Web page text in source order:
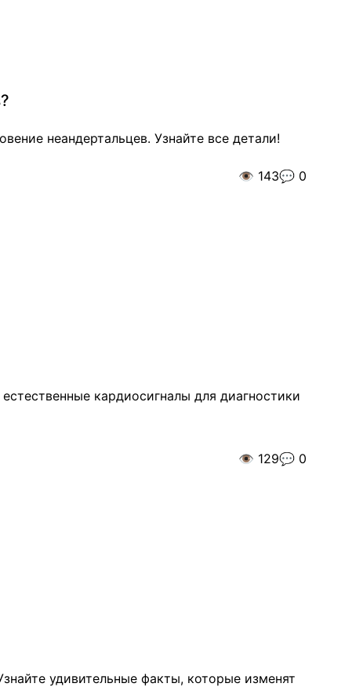
неандертальцев. Узнайте все детали!
👁️ 143💬 0
кардиосигналы для диагностики
👁️ 129💬 0
удивительные факты, которые изменят